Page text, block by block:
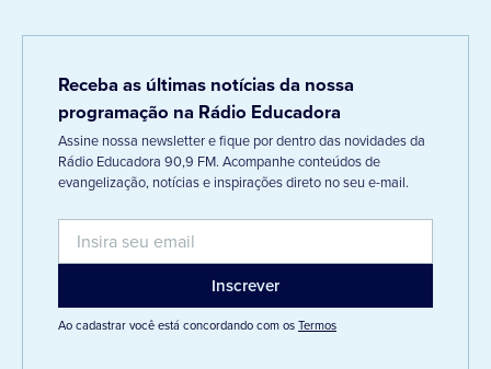
Receba as últimas notícias da nossa
programação na Rádio Educadora
Assine nossa newsletter e fique por dentro das novidades da
Rádio Educadora 90,9 FM. Acompanhe conteúdos de
evangelização, notícias e inspirações direto no seu e-mail.
Ao cadastrar você está concordando com osTermos